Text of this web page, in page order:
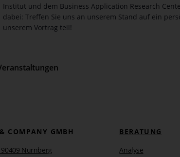
Institut und dem Business Application Research
dabei: Treffen Sie uns an unserem Stand auf ein
unserem Vortrag teil!
COMPANY GMBH
Nürnberg
BERATUNG
Analyse